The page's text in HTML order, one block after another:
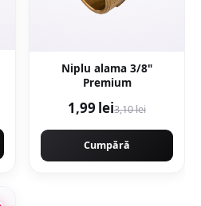
Niplu alama 3/8"
Premium
1,99 lei3,10 lei
Cumpără